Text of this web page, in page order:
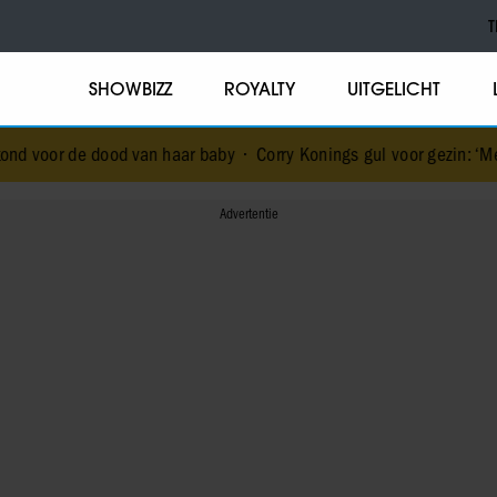
SHOWBIZZ ROYALTY UITGELICHT
haar baby•Corry Konings gul voor gezin: ‘Meer voor over dan